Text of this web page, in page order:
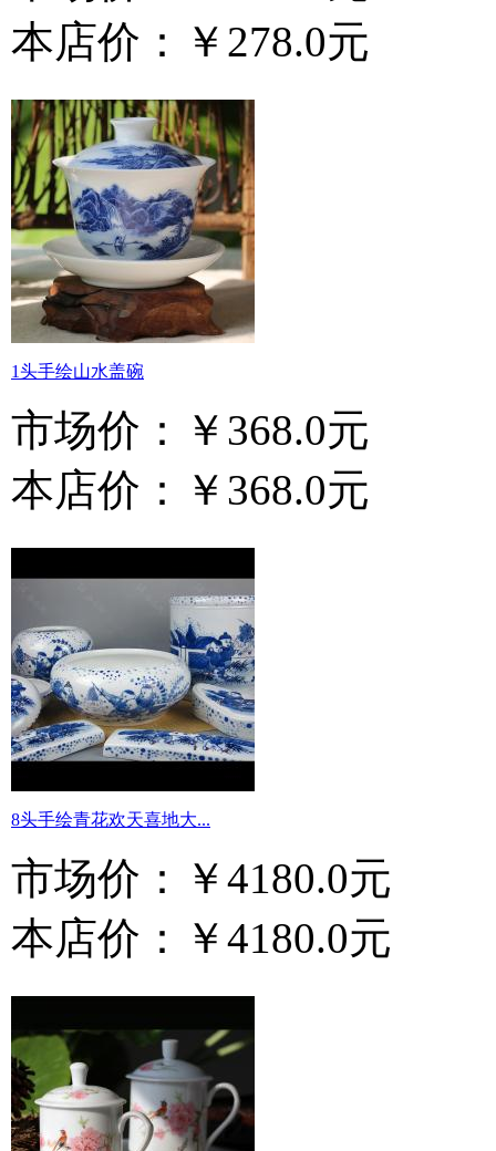
本店价：
￥278.0元
1头手绘山水盖碗
市场价：
￥368.0元
本店价：
￥368.0元
8头手绘青花欢天喜地大...
市场价：
￥4180.0元
本店价：
￥4180.0元